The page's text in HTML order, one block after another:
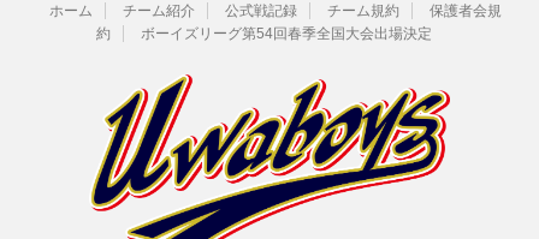
ホーム チーム紹介 公式戦記録 チーム規約
保護者会規
約
ボーイズリーグ第54回春季全国大会出場決定